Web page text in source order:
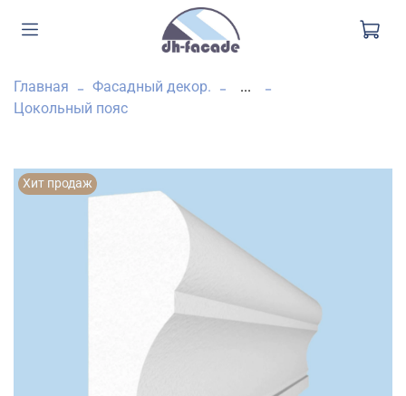
Главная Фасадный декор.
...
Цокольный пояс
Хит продаж